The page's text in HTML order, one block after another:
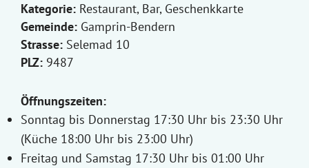
Kategorie: Restaurant, Bar, Geschenkkarte
Gemeinde: Gamprin-Bendern
Strasse: Selemad 10
PLZ: 9487
Öffnungszeiten:
Sonntag bis Donnerstag 17:30 Uhr bis 23:30 Uhr
(Küche 18:00 Uhr bis 23:00 Uhr)
Freitag und Samstag 17:30 Uhr bis 01:00 Uhr